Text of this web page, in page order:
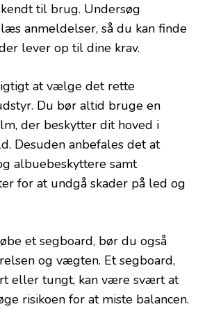
til brug. Undersøg
anmeldelser, så du kan finde
lever op til dine krav.
at vælge det rette
Du bør altid bruge en
der beskytter dit hoved i
Desuden anbefales det at
albuebeskyttere samt
for at undgå skader på led og
et segboard, bør du også
og vægten. Et segboard,
eller tungt, kan være svært at
risikoen for at miste balancen.